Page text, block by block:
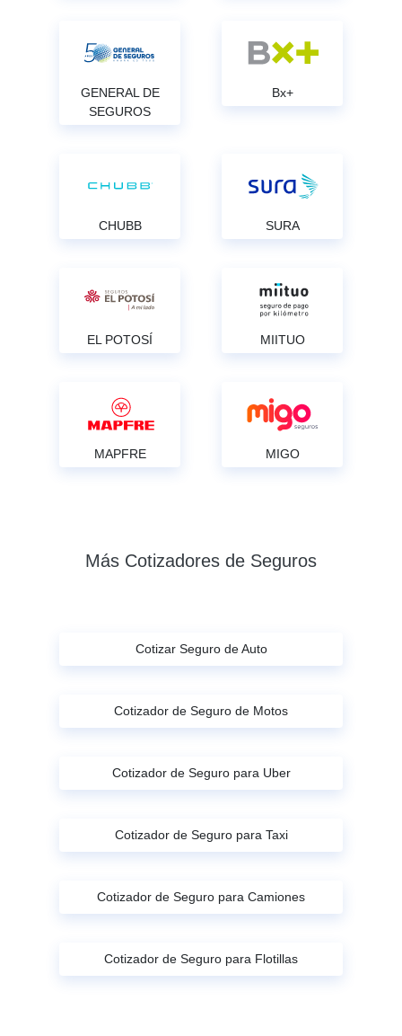
GENERAL DE
SEGUROS
Bx+
CHUBB SURA
EL POTOSÍ MIITUO
MAPFRE MIGO
Más Cotizadores de Seguros
Cotizar Seguro de Auto
Cotizador de Seguro de Motos
Cotizador de Seguro para Uber
Cotizador de Seguro para Taxi
Cotizador de Seguro para Camiones
Cotizador de Seguro para Flotillas